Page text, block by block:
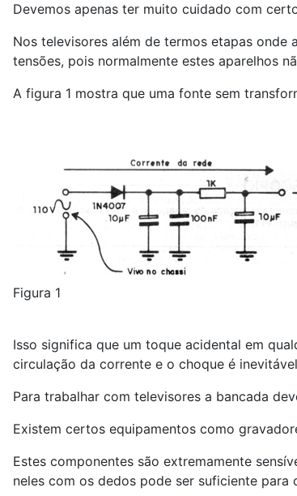
Devemos apenas ter muito cuidado com
Nos televisores além de termos etapas
tensões, pois normalmente estes aparelhos
A figura 1 mostra que uma fonte sem
Figura 1
Isso significa que um toque acidental em
circulação da corrente e o choque é
Para trabalhar com televisores a bancada
Existem certos equipamentos como
Estes componentes são extremamente
neles com os dedos pode ser suficiente para